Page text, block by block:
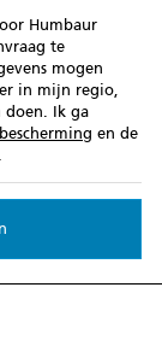
Humbaur
te
mogen
in mijn regio,
Ik ga
en de